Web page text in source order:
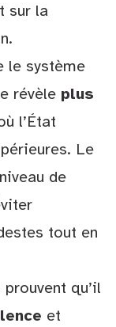
sur la
le système
révèle plus
l’État
Le
de
tout en
qu’il
et